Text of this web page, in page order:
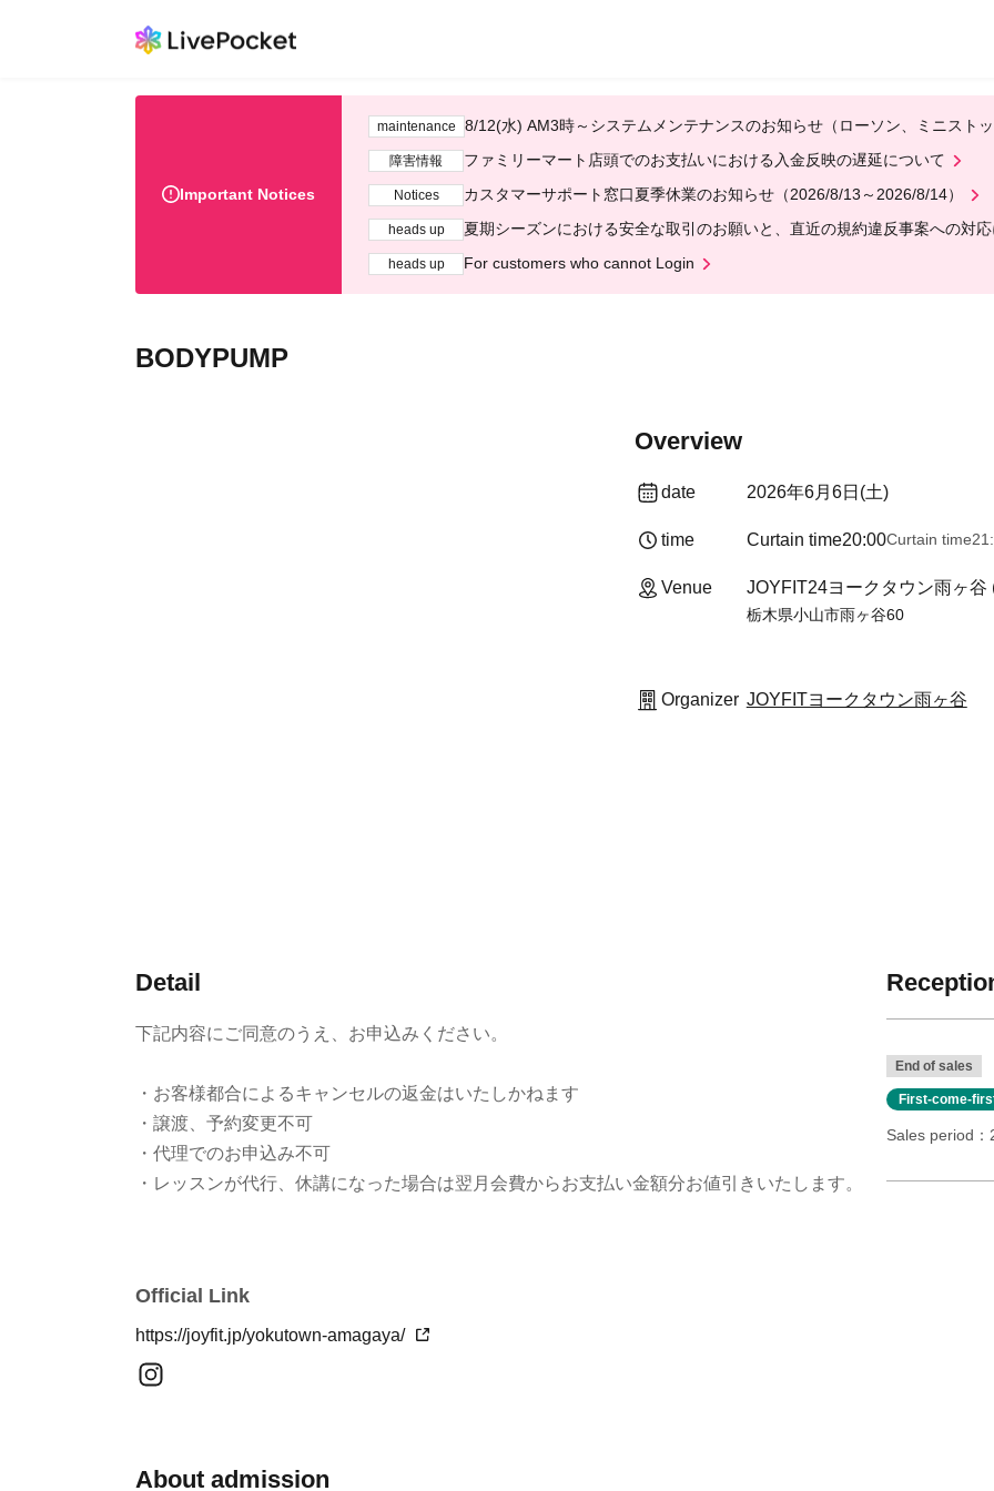
Important Notices
maintenance 8/12(水) AM3時～システムメンテナンスのお知らせ（ローソン、ミニスト
障害情報 ファミリーマート店頭でのお支払いにおける入金反映の遅延について
Notices カスタマーサポート窓口夏季休業のお知らせ（2026/8/13～2026/8/14）
heads up 夏期シーズンにおける安全な取引のお願いと、直近の規約違反事案への対
heads up For customers who cannot Login
BODYPUMP
Overview
date 2026年6月6日(土)
time Curtain time20:00Curtain time
Venue JOYFIT24ヨークタウン雨ヶ谷
栃木県小山市雨ヶ谷60
Organizer JOYFITヨークタウン雨ヶ谷
Detail
下記内容にご同意のうえ、お申込みください。
・お客様都合によるキャンセルの返金はいたしかねます
・譲渡、予約変更不可
・代理でのお申込み不可
・レッスンが代行、休講になった場合は翌月会費からお支払い金額分お値引きいたします。
Official Link
https://joyfit.jp/yokutown-amagaya/
About admission
End of sales
First-come-
Sales period